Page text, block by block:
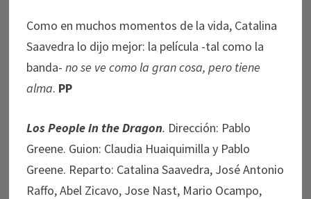
Como en muchos momentos de la vida, Catalina
Saavedra lo dijo mejor: la película -tal como la
banda- no se ve como la gran cosa, pero tiene
alma. PP
Los People in the Dragon. Dirección: Pablo
Greene. Guion: Claudia Huaiquimilla y Pablo
Greene. Reparto: Catalina Saavedra, José Antonio
Raffo, Abel Zicavo, Jose Nast, Mario Ocampo,